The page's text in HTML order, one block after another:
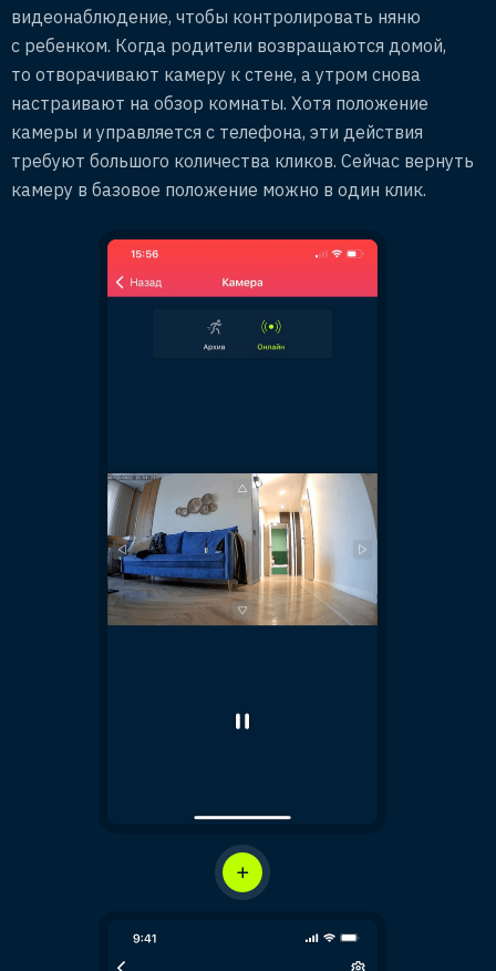
видеонаблюдение, чтобы контролировать няню
с ребенком. Когда родители возвращаются домой,
то отворачивают камеру к стене, а утром снова
настраивают на обзор комнаты. Хотя положение
камеры и управляется с телефона, эти действия
требуют большого количества кликов. Сейчас вернуть
камеру в базовое положение можно в один клик.